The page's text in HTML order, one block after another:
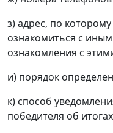
з) адрес, по
ознакомиться с
ознакомления с
и) порядок
к) способ
победителя об